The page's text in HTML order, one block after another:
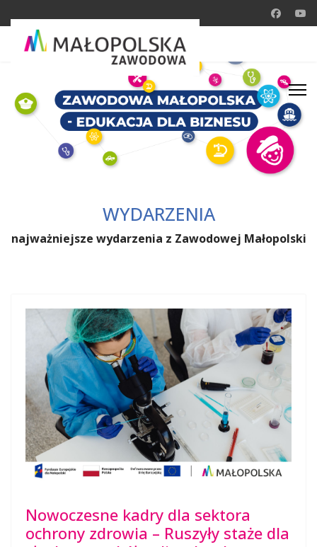
WYDARZENIA
najważniejsze wydarzenia z Zawodowej Małopolski
Nowoczesne kadry dla sektora
ochrony zdrowia – Ruszyły staże dla